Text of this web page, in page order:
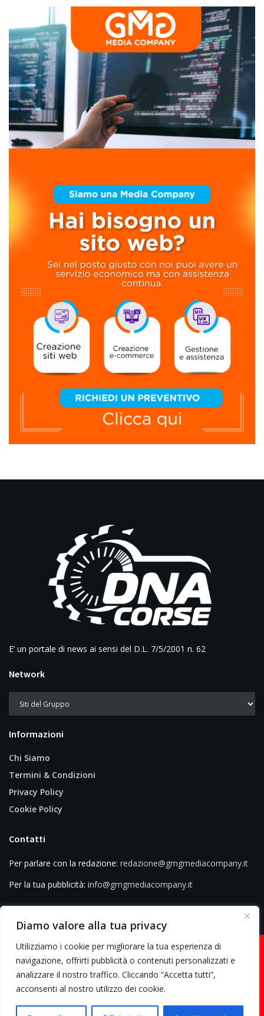
Diamo valore alla tua privacy
Utilizziamo i cookie per migliorare la tua esperienza di
navigazione, offrirti pubblicità o contenuti personalizzati e
analizzare il nostro traffico. Cliccando “Accetta tutti”,
acconsenti al nostro utilizzo dei cookie.
E’ un portale di news ai sensi del D.L. 7/5/2001 n. 62
Network
Informazioni
Chi Siamo
Termini & Condizioni
Privacy Policy
Cookie Policy
Contatti
Per parlare con la redazione: redazione@gmgmediacompany.it
Per la tua pubblicità: info@gmgmediacompany.it
© 2026 GMG Media Company Di Mossutti Gianluca | Sede legale: Corso
03234710642 | C.F: MSSGLC89D15L483O | REA: AV - 313130 | Domicilio